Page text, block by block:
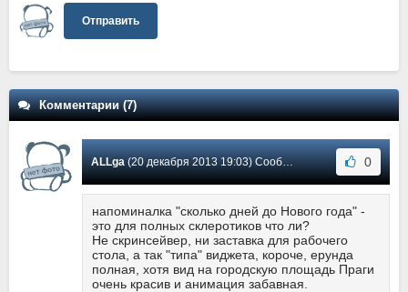
Отправить
Комментарии (7)
ALLga(20 декабря 2013 19:03) Сообщение #7 0
напоминалка "сколько дней до Нового года" -
это для полных склеротиков что ли?
Не скринсейвер, ни заставка для рабочего
стола, а так "типа" виджета, короче, ерунда
полная, хотя вид на городскую площадь Праги
очень красив и анимация забавная.